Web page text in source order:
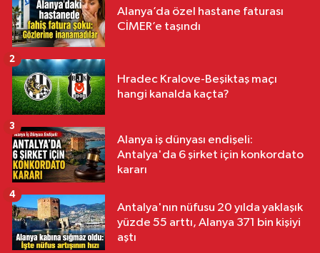
Alanya’da özel hastane faturası
CİMER’e taşındı
Hradec Kralove-Beşiktaş maçı
hangi kanalda kaçta?
2
Alanya iş dünyası endişeli:
Antalya'da 6 şirket için konkordato
kararı
3
Antalya'nın nüfusu 20 yılda yaklaşık
yüzde 55 arttı, Alanya 371 bin kişiyi
aştı
4